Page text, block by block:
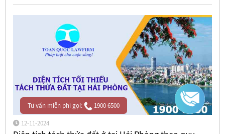
12-11-2024
Tư vấn miễn phí gọi: 1900 6500